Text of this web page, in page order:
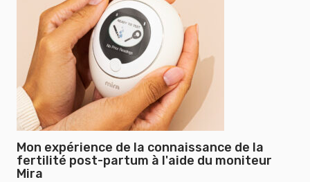
Mon expérience de la connaissance de la
fertilité post-partum à l'aide du moniteur
Mira